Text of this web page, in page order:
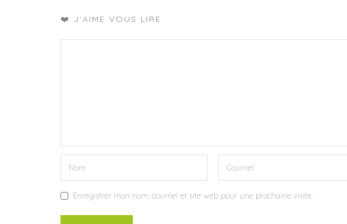
❤️ J'AIME VOUS LIRE
Enregistrer mon nom, courriel et site web pour une prochaine visite.